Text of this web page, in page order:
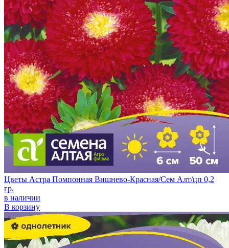
Цветы Астра Помпонная Вишнево-Красная/Сем Алт/цп 0,2
гр.
в наличии
В корзину